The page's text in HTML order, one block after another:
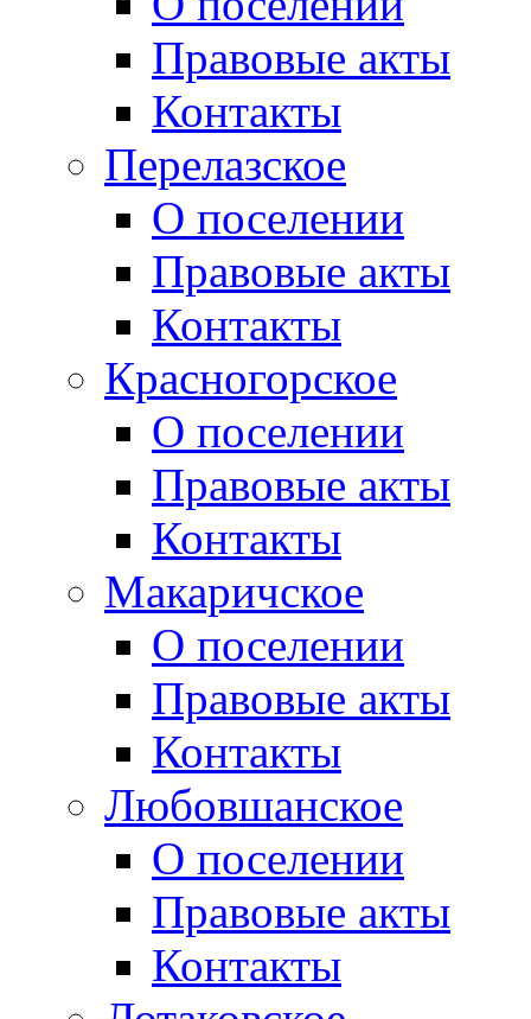
Правовые акты
Контакты
Перелазское
О поселении
Правовые акты
Контакты
Красногорское
О поселении
Правовые акты
Контакты
Макаричское
О поселении
Правовые акты
Контакты
Любовшанское
О поселении
Правовые акты
Контакты